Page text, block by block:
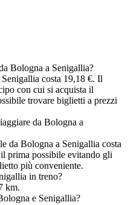
Bologna a Senigallia?
costa 19,18 €. Il
con cui si acquista il
trovare biglietti a prezzi
da Bologna a
da Bologna a Senigallia costa
prima possibile evitando gli
più conveniente.
in treno?
km.
e Senigallia?